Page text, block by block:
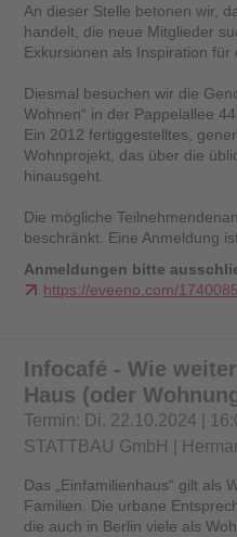
An dieser Stelle betonen wir,
handelt, die neue Mitglieder
Exkursionen als Inspiration für
Diesmal besuchen wir die
Wohnen“ in der Pappelallee 44.
Ein 2012 fertiggestelltes,
Wohnprojekt, das über die
hinausgeht.
Die mögliche
beschränkt. Eine Anmeldung
Anmeldungen bitte
https://eveeno.com/
Infocafé - Wie
Haus (oder
Termin: Di. 22.10.2024 |
STATTBAU GmbH |
Das „Einfamilienhaus“ gilt als
Familien. Die urbane
die auch in Berlin viele als